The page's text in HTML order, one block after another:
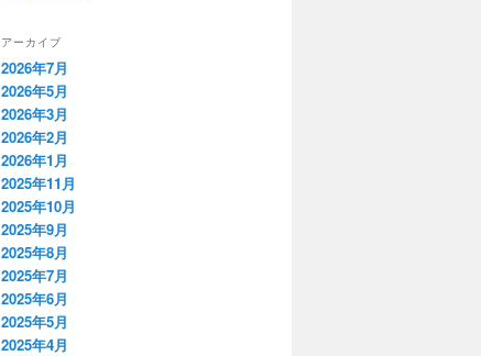
アーカイブ
2026年7月
2026年5月
2026年3月
2026年2月
2026年1月
2025年11月
2025年10月
2025年9月
2025年8月
2025年7月
2025年6月
2025年5月
2025年4月